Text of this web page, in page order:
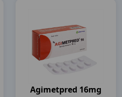
Agimetpred 16mg